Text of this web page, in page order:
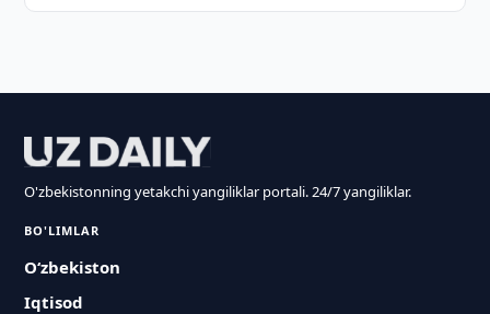
O'zbekistonning yetakchi yangiliklar portali. 24/7 yangiliklar.
BO'LIMLAR
O‘zbekiston
Iqtisod